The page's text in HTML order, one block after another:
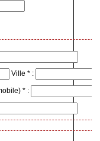
Ville * :
* :